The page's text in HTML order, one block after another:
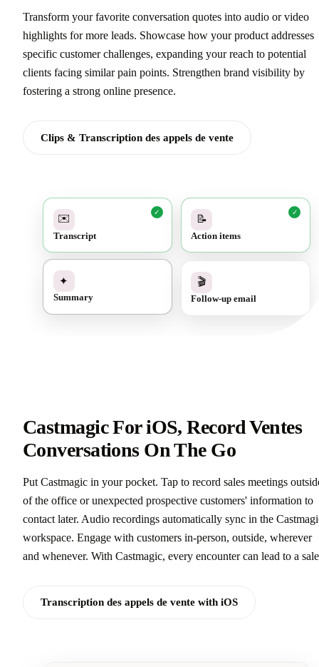
Transform your favorite conversation quotes into audio or video
highlights for more leads. Showcase how your product addresses
specific customer challenges, expanding your reach to potential
clients facing similar pain points. Strengthen brand visibility by
fostering a strong online presence.
Clips & Transcription des appels de vente
✉️
Transcript
✓
📝
Action items
✓
✦
Summary
🎬
Follow-up email
Castmagic For iOS, Record Ventes
Conversations On The Go
Put Castmagic in your pocket. Tap to record sales meetings
of the office or unexpected prospective customers' information to
contact later. Audio recordings automatically sync in the
workspace. Engage with customers in-person, outside, wherever
and whenever. With Castmagic, every encounter can lead to a
Transcription des appels de vente with iOS